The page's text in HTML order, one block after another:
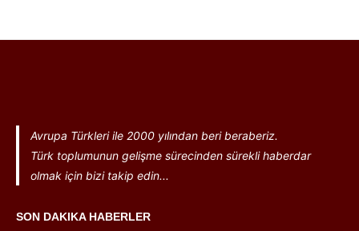
Avrupa Türkleri ile 2000 yılından beri beraberiz.
Türk toplumunun gelişme sürecinden sürekli haberdar
olmak için bizi takip edin...
SON DAKIKA HABERLER